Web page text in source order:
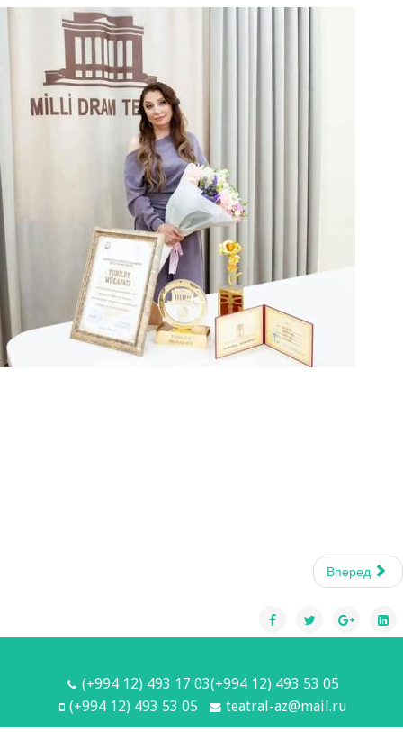
Вперед
(+994 12) 493 17 03(+994 12) 493 53 05
(+994 12) 493 53 05
teatral-az@mail.ru